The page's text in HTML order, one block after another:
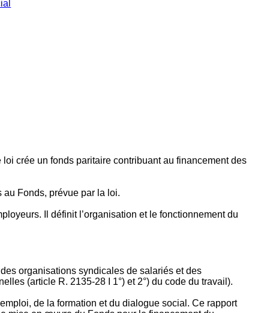
loi crée un fonds paritaire contribuant au financement des
Fonds, prévue par la loi.
Il définit l’organisation et le fonctionnement du
organisations syndicales de salariés et des
(article R. 2135‐28 I 1°) et 2°) du code du travail).
de la formation et du dialogue social. Ce rapport